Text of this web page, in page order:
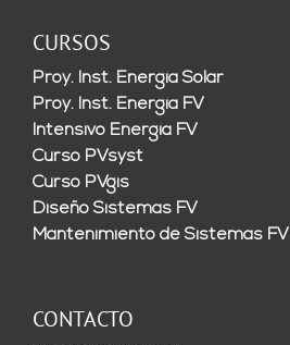
CURSOS
Proy. Inst. Energía Solar
Proy. Inst. Energía FV
Intensivo Energía FV
Curso PVsyst
Curso PVgis
Diseño Sistemas FV
Mantenimiento de Sistemas FV
CONTACTO